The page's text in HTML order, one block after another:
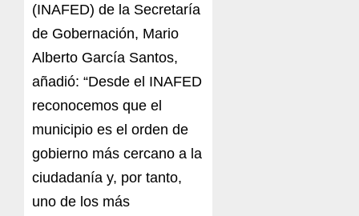
(INAFED) de la Secretaría
de Gobernación, Mario
Alberto García Santos,
añadió: “Desde el INAFED
reconocemos que el
municipio es el orden de
gobierno más cercano a la
ciudadanía y, por tanto,
uno de los más